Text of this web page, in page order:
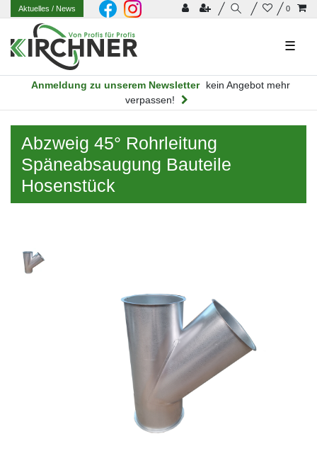
0
Aktuelles/ News
☰
Anmeldung zu unserem Newsletter
kein Angebot mehr
verpassen!
Abzweig 45° Rohrleitung
Späneabsaugung Bauteile
Hosenstück